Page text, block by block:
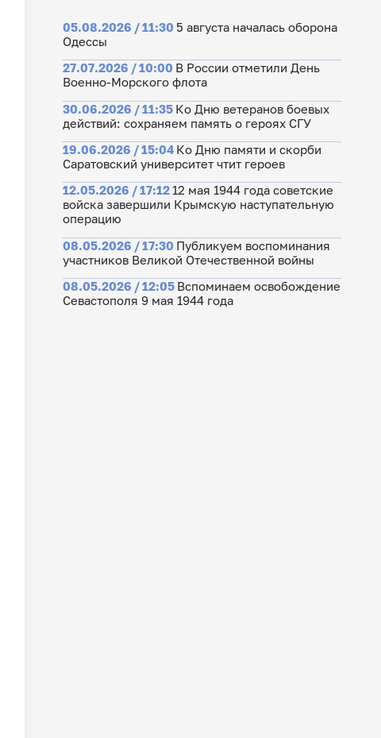
05.08.2026 / 11:30 5 августа началась оборона
Одессы
27.07.2026 / 10:00 В России отметили День
Военно-Морского флота
30.06.2026 / 11:35 Ко Дню ветеранов боевых
действий: сохраняем память о героях СГУ
19.06.2026 / 15:04 Ко Дню памяти и скорби
Саратовский университет чтит героев
12.05.2026 / 17:1212 мая 1944 года советские
войска завершили Крымскую наступательную
операцию
08.05.2026 / 17:30 Публикуем воспоминания
участников Великой Отечественной войны
08.05.2026 / 12:05 Вспоминаем освобождение
Севастополя 9 мая 1944 года